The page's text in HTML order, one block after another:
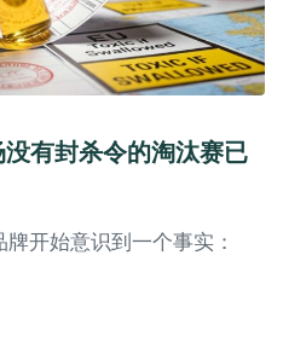
有封杀令的淘汰赛已
开始意识到一个事实：